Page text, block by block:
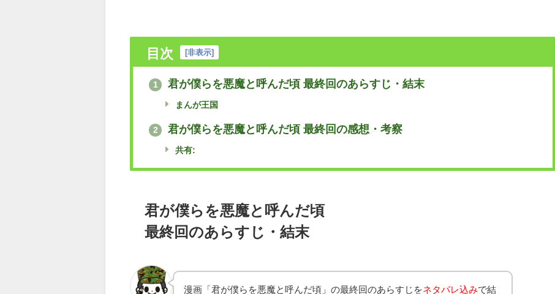
目次 [非表示]
1 君が僕らを悪魔と呼んだ頃 最終回のあらすじ・結末
まんが王国
2 君が僕らを悪魔と呼んだ頃 最終回の感想・考察
共有:
君が僕らを悪魔と呼んだ頃
最終回のあらすじ・結末
漫画「君が僕らを悪魔と呼んだ頃」の最終回のあらすじをネタバレ込みで結